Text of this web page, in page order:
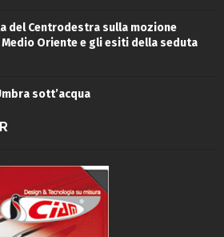
del Centrodestra sulla mozione
Oriente e gli esiti della seduta
sott’acqua